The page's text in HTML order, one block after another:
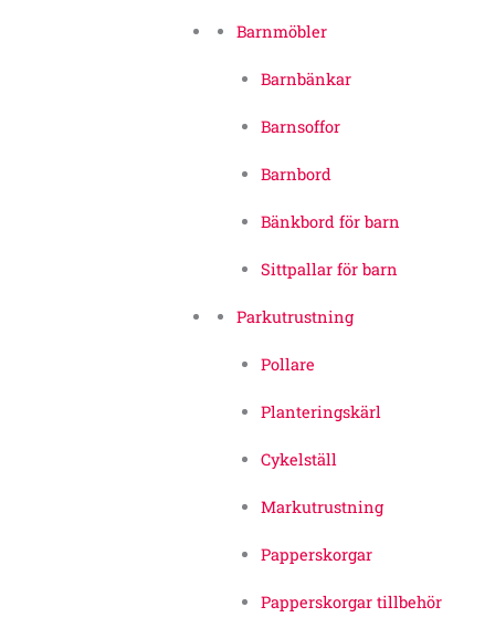
Barnmöbler
Barnbänkar
Barnsoffor
Barnbord
Bänkbord för barn
Sittpallar för barn
Parkutrustning
Pollare
Planteringskärl
Cykelställ
Markutrustning
Papperskorgar
Papperskorgar tillbehör